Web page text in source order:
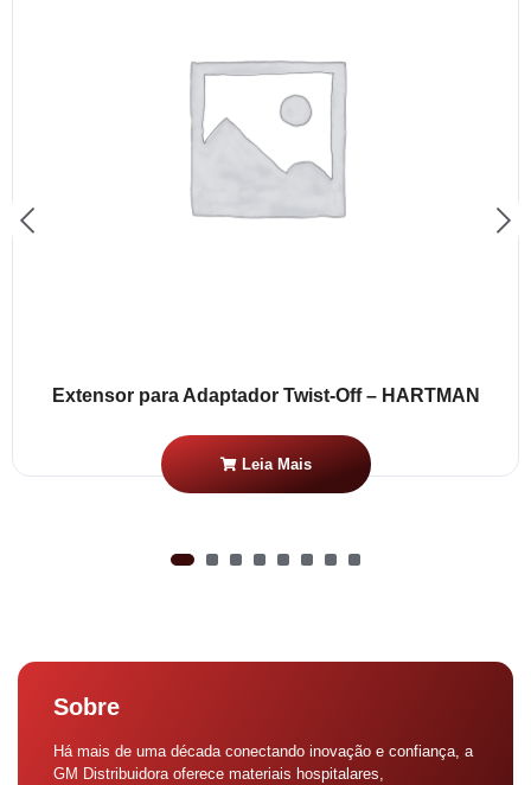
Extensor para Adaptador Twist-Off – HARTMAN
Leia Mais
Sobre
Há mais de uma década conectando inovação e confiança, a
GM Distribuidora oferece materiais hospitalares,